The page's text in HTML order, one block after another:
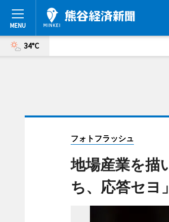
34°C
フォトフラッシュ
地場産業を描
ち、応答セヨ」